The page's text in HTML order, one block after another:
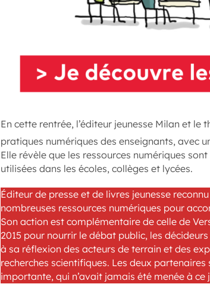
En cette rentrée, l’éditeur jeunesse Milan et
pratiques numériques des enseignants, avec
Elle révèle que les ressources numériques
utilisées dans les écoles, collèges et lycées.
Éditeur de presse et de livres jeunesse
nombreuses ressources numériques pour
Son action est complémentaire de celle de
2015 pour nourrir le débat public, les
à sa réflexion des acteurs de terrain et des
recherches scientifiques. Les deux
importante, qui n’avait jamais été menée à ce